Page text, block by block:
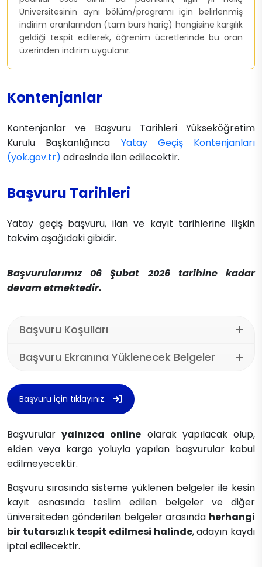
Üniversitesinin aynı bölüm/programı için belirlenmiş
indirim oranlarından (tam burs hariç) hangisine karşılık
geldiği tespit edilerek, öğrenim ücretlerinde bu oran
üzerinden indirim uygulanır.
Kontenjanlar
Kontenjanlar ve Başvuru Tarihleri Yükseköğretim
Kurulu Başkanlığınca Yatay Geçiş Kontenjanları
(yok.gov.tr) adresinde ilan edilecektir.
Başvuru Tarihleri
Yatay geçiş başvuru, ilan ve kayıt tarihlerine ilişkin
takvim aşağıdaki gibidir.
Başvurularımız 06 Şubat 2026 tarihine kadar
devam etmektedir.
Başvuru Koşulları
Başvuru Ekranına Yüklenecek Belgeler
Başvuru için tıklayınız.
Başvurularyalnızca online olarak yapılacak olup,
elden veya kargo yoluyla yapılan başvurular kabul
edilmeyecektir.
Başvuru sırasında sisteme yüklenen belgeler ile kesin
kayıt esnasında teslim edilen belgeler ve diğer
üniversiteden gönderilen belgeler arasında herhangi
bir tutarsızlık tespit edilmesi halinde, adayın kaydı
iptal edilecektir.